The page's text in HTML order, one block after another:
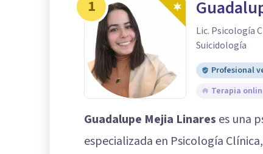
1
Lic. Psicología
Suicidología
Profesional
Terapia
Guadalupe Mejia Linares es una
especializada en Psicología